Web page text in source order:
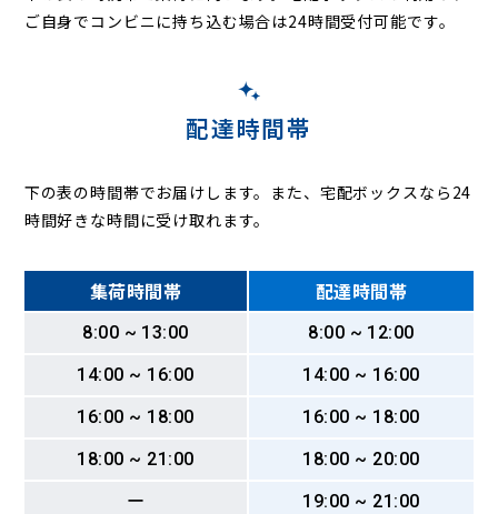
ご自身でコンビニに持ち込む場合は24時間受付可能です。
配達時間帯
下の表の時間帯でお届けします。また、宅配ボックスなら24
時間好きな時間に受け取れます。
集荷時間帯 配達時間帯
8:00 ~ 13:00
8:00 ~ 12:00
14:00 ~ 16:00
14:00 ~ 16:00
16:00 ~ 18:00
16:00 ~ 18:00
18:00 ~ 21:00
18:00 ~ 20:00
ー
19:00 ~ 21:00